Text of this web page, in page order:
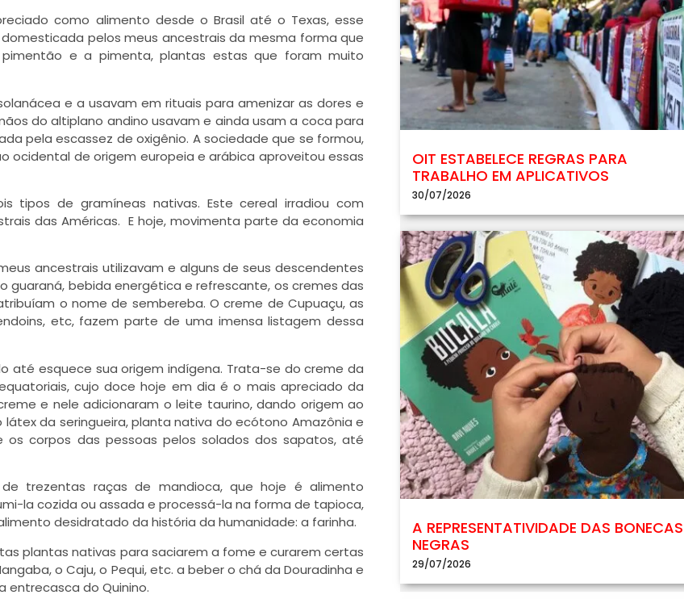
como alimento desde o Brasil até o Texas, esse
pelos meus ancestrais da mesma forma que
e a pimenta, plantas estas que foram muito
e a usavam em rituais para amenizar as dores e
do altiplano andino usavam e ainda usam a coca para
pela escassez de oxigênio. A sociedade que se formou,
ocidental de origem europeia e arábica aproveitou essas
tipos de gramíneas nativas. Este cereal irradiou com
das Américas. E hoje, movimenta parte da economia
ancestrais utilizavam e alguns de seus descendentes
guaraná, bebida energética e refrescante, os cremes das
o nome de sembereba. O creme de Cupuaçu, as
etc, fazem parte de uma imensa listagem dessa
até esquece sua origem indígena. Trata-se do creme da
cujo doce hoje em dia é o mais apreciado da
e nele adicionaram o leite taurino, dando origem ao
da seringueira, planta nativa do ecótono Amazônia e
corpos das pessoas pelos solados dos sapatos, até
trezentas raças de mandioca, que hoje é alimento
la cozida ou assada e processá-la na forma de tapioca,
desidratado da história da humanidade: a farinha.
plantas nativas para saciarem a fome e curarem certas
o Caju, o Pequi, etc. a beber o chá da Douradinha e
entrecasca do Quinino.
OIT ESTABELECE REGRAS PARA
TRABALHO EM APLICATIVOS
30/07/2026
A REPRESENTATIVIDADE DAS BONECAS
NEGRAS
29/07/2026